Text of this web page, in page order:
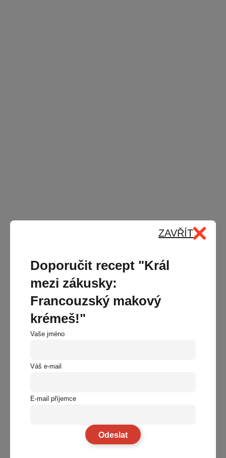
ZAVŘÍT
Doporučit recept "Král
mezi zákusky:
Francouzský makový
krémeš!"
Vaše jméno
Váš e-mail
E-mail příjemce